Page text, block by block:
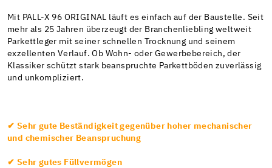
Mit PALL-X 96 ORIGINAL läuft es einfach auf der Baustelle. Seit
mehr als 25 Jahren überzeugt der Branchenliebling weltweit
Parkettleger mit seiner schnellen Trocknung und seinem
exzellenten Verlauf. Ob Wohn- oder Gewerbebereich, der
Klassiker schützt stark beanspruchte Parkettböden zuverlässig
und unkompliziert.
✔ Sehr gute Beständigkeit gegenüber hoher mechanischer
und chemischer Beanspruchung
✔ Sehr gutes Füllvermögen